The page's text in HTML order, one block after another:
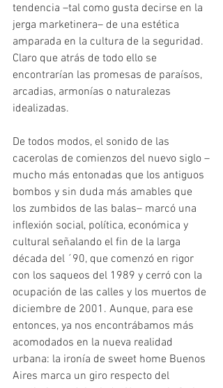
tendencia –tal como gusta decirse en la
jerga marketinera– de una estética
amparada en la cultura de la seguridad.
Claro que atrás de todo ello se
encontrarían las promesas de paraísos,
arcadias, armonías o naturalezas
idealizadas.
De todos modos, el sonido de las
cacerolas de comienzos del nuevo siglo –
mucho más entonadas que los antiguos
bombos y sin duda más amables que
los zumbidos de las balas– marcó una
inflexión social, política, económica y
cultural señalando el fin de la larga
década del ´90, que comenzó en rigor
con los saqueos del 1989 y cerró con la
ocupación de las calles y los muertos de
diciembre de 2001. Aunque, para ese
entonces, ya nos encontrábamos más
acomodados en la nueva realidad
urbana: la ironía de sweet home Buenos
Aires marca un giro respecto del